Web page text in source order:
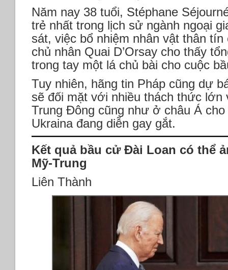
Năm nay 38 tuổi, Stéphane
trẻ nhất trong lịch sử ngành ngoại
sát, việc bổ nhiệm nhân vật thân
chủ nhân Quai D’Orsay cho thấy
trong tay một lá chủ bài cho cuộc
Tuy nhiên, hãng tin Pháp cũng dự
sẽ đối mặt với nhiều thách thức lớn
Trung Đông cũng như ở châu Á
Ukraina đang diễn gay gắt.
Kết quả bầu cử Đài Loan có thể
Mỹ-Trung
Liên Thành